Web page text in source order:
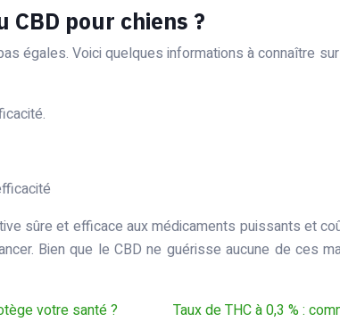
pour chiens ?
égales. Voici quelques informations à connaître
sûre et efficace aux médicaments puissants et
Bien que le CBD ne guérisse aucune de ces
votre santé ?
Taux de THC à 0,3 % :